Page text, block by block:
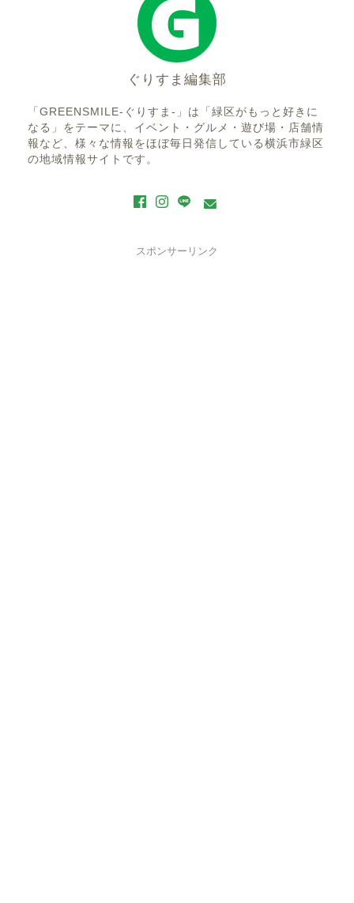
ぐりすま編集部
「GREENSMILE-ぐりすま-」は「緑区がもっと好きに
なる」をテーマに、イベント・グルメ・遊び場・店舗情
報など、様々な情報をほぼ毎日発信している横浜市緑区
の地域情報サイトです。
スポンサーリンク